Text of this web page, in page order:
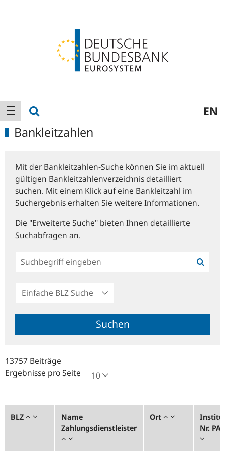
Hauptnavigation
Navigation anzeigen EN
Bankleitzahlen
Mit der Bankleitzahlen-Suche können Sie im aktuell
gültigen Bankleitzahlenverzeichnis detailliert
suchen. Mit einem Klick auf eine Bankleitzahl im
Suchergebnis erhalten Sie weitere Informationen.
Die "Erweiterte Suche" bieten Ihnen detaillierte
Suchabfragen an.
Einfache
Suche
Suchen
13757 Beiträge
Ergebnisse pro Seite
BLZ
Name
Zahlungsdienstleister
Ort
Nr.